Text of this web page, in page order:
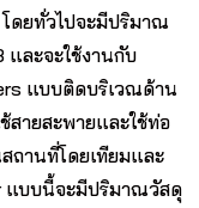
ดยทั่วไปจะมีปริมาณ
ละจะใช้งานกับ
แบบติดบริเวณด้าน
สายสะพายและใช้ท่อ
ถานที่โดยเทียมและ
แบบนี้จะมีปริมาณวัสดุ